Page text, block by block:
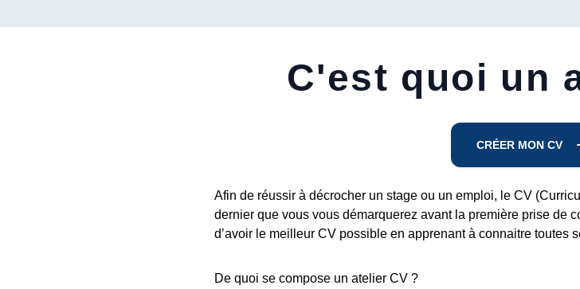
C'est quoi un
CRÉER MON CV
Afin de réussir à décrocher un stage ou un emploi, le CV
dernier que vous vous démarquerez avant la première prise de
d’avoir le meilleur CV possible en apprenant à connaitre toutes
De quoi se compose un atelier CV ?